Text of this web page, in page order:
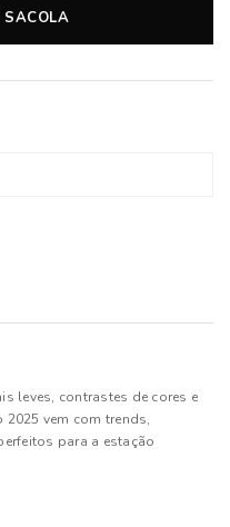
leves, contrastes de cores e
vem com trends,
para a estação
e 02% Elastano